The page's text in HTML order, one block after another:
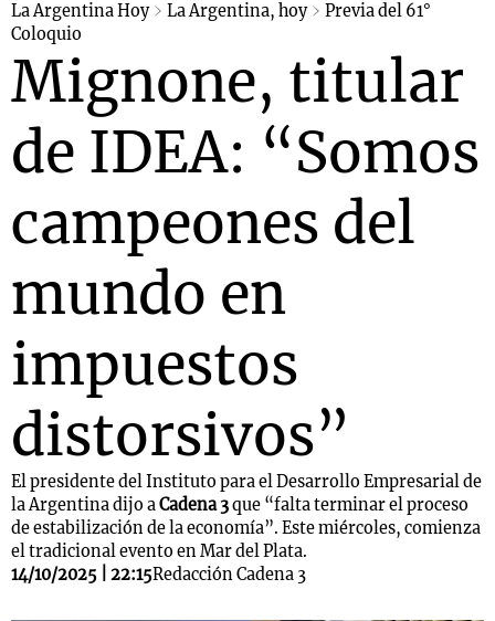
La Argentina Hoy La Argentina, hoy
Previa del 61°
Coloquio
Mignone, titular
de IDEA: “Somos
campeones del
mundo en
impuestos
distorsivos”
El presidente del Instituto para el Desarrollo Empresarial de
la Argentina dijo aCadena 3que “falta terminar el proceso
de estabilización de la economía”. Este miércoles, comienza
el tradicional evento en Mar del Plata.
14/10/2025 | 22:15Redacción Cadena 3